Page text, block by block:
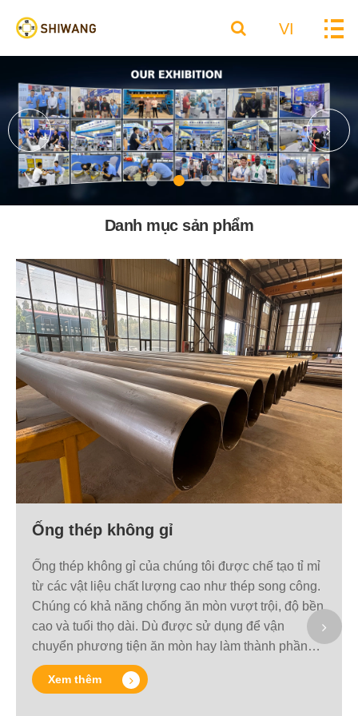
VI
Danh mục sản phẩm
Ống thép không gỉ
Ống thép không gỉ của chúng tôi được chế tạo tỉ mỉ
từ các vật liệu chất lượng cao như thép song công.
Chúng có khả năng chống ăn mòn vượt trội, độ bền
cao và tuổi thọ dài. Dù được sử dụng để vận
chuyển phương tiện ăn mòn hay làm thành phần
kết cấu có yêu cầu cao, chúng tôi đều cung cấp đầy
đủ các sản phẩm từ ống liền mạch đến ống hàn,
Xem thêm